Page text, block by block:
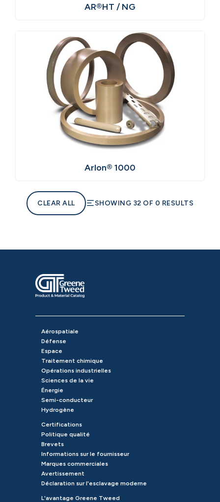
AR®HT / NG
Arlon® 1000
CLEAR ALL SHOWING 32 OF 0 RESULTS
Aérospatiale
Défense
Espace
Traitement chimique
Opérations industrielles
Sciences de la vie
Énergie
Semi-conducteur
Hydrogène
Certifications
Politique qualité
Brevets
Informations sur le fournisseur
Marques commerciales
Avertissement
Déclaration sur l'esclavage moderne
L'avantage Greene Tweed